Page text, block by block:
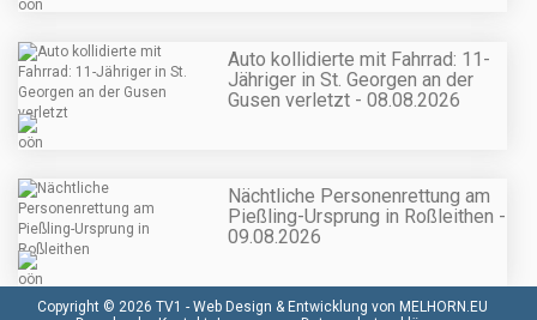
Auto kollidierte mit Fahrrad: 11-
Jähriger in St. Georgen an der
Gusen verletzt - 08.08.2026
Nächtliche Personenrettung am
Pießling-Ursprung in Roßleithen -
09.08.2026
Copyright © 2026 TV1 - Web Design & Entwicklung von MELHORN.EU